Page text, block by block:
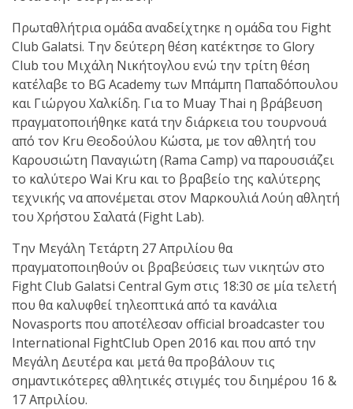
Πρωταθλήτρια ομάδα αναδείχτηκε η ομάδα του Fight
Club Galatsi. Την δεύτερη θέση κατέκτησε το Glory
Club του Μιχάλη Νικήτογλου ενώ την τρίτη θέση
κατέλαβε το BG Academy των Μπάμπη Παπαδόπουλου
και Γιώργου Χαλκίδη. Για το Muay Thai η βράβευση
πραγματοποιήθηκε κατά την διάρκεια του τουρνουά
από τον Kru Θεοδούλου Κώστα, με τον αθλητή του
Καρουσιώτη Παναγιώτη (Rama Camp) να παρουσιάζει
το καλύτερο Wai Kru και το βραβείο της καλύτερης
τεχνικής να απονέμεται στον Μαρκουλιά Λούη αθλητή
του Χρήστου Σαλατά (Fight Lab).
Την Μεγάλη Τετάρτη 27 Απριλίου θα
πραγματοποιηθούν οι βραβεύσεις των νικητών στο
Fight Club Galatsi Central Gym στις 18:30 σε μία τελετή
που θα καλυφθεί τηλεοπτικά από τα κανάλια
Novasports που αποτέλεσαν official broadcaster του
International FightClub Open 2016 και που από την
Μεγάλη Δευτέρα και μετά θα προβάλουν τις
σημαντικότερες αθλητικές στιγμές του διημέρου 16 &
17 Απριλίου.